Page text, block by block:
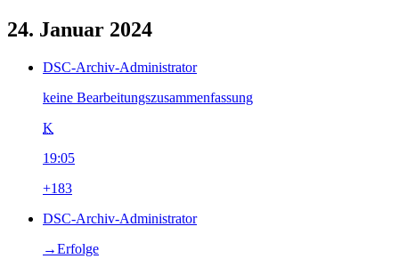
24. Januar 2024
DSC-Archiv-Administrator
keine Bearbeitungszusammenfassung
K
19:05
+183
DSC-Archiv-Administrator
→‎Erfolge